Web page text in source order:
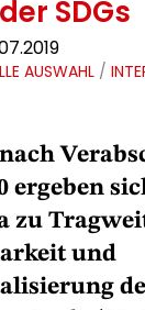
SDGs
AUSWAHL /
ergeben
zu
und